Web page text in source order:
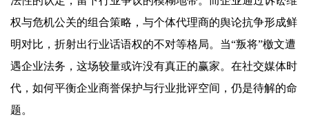
权与危机公关的组合策略，与个体代理商的舆论抗争形成鲜
明对比，折射出行业话语权的不对等格局。当“叛将”檄文遭
遇企业法务，这场较量或许没有真正的赢家。在社交媒体时
代，如何平衡企业商誉保护与行业批评空间，仍是待解的命
题。